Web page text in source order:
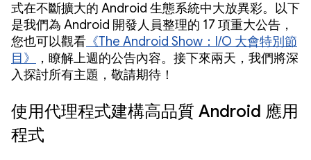
式在不斷擴大的 Android 生態系統中大放異彩。以下
是我們為 Android 開發人員整理的 17 項重大公告，
您也可以觀看 《The Android Show：I/O 大會特別節
目》
，瞭解上週的公告內容。接下來兩天，我們將深
入探討所有主題，敬請期待！
使用代理程式建構高品質 Android 應用
程式